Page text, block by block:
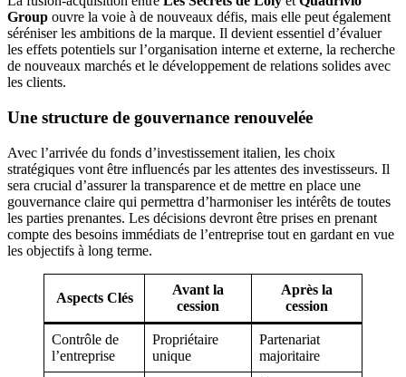
Group ouvre la voie à de nouveaux défis, mais elle peut également
séréniser les ambitions de la marque. Il devient essentiel d’évaluer
les effets potentiels sur l’organisation interne et externe, la recherche
de nouveaux marchés et le développement de relations solides avec
les clients.
Une structure de gouvernance renouvelée
Avec l’arrivée du fonds d’investissement italien, les choix
stratégiques vont être influencés par les attentes des investisseurs. Il
sera crucial d’assurer la transparence et de mettre en place une
gouvernance claire qui permettra d’harmoniser les intérêts de toutes
les parties prenantes. Les décisions devront être prises en prenant
compte des besoins immédiats de l’entreprise tout en gardant en vue
les objectifs à long terme.
Aspects Clés
Avant la
cession
Après la
cession
Contrôle de
l’entreprise
Propriétaire
unique
Partenariat
majoritaire